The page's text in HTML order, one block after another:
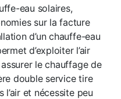
eau solaires,
sur la facture
d’un chauffe-eau
d’exploiter l’air
le chauffage de
double service tire
l’air et nécessite peu